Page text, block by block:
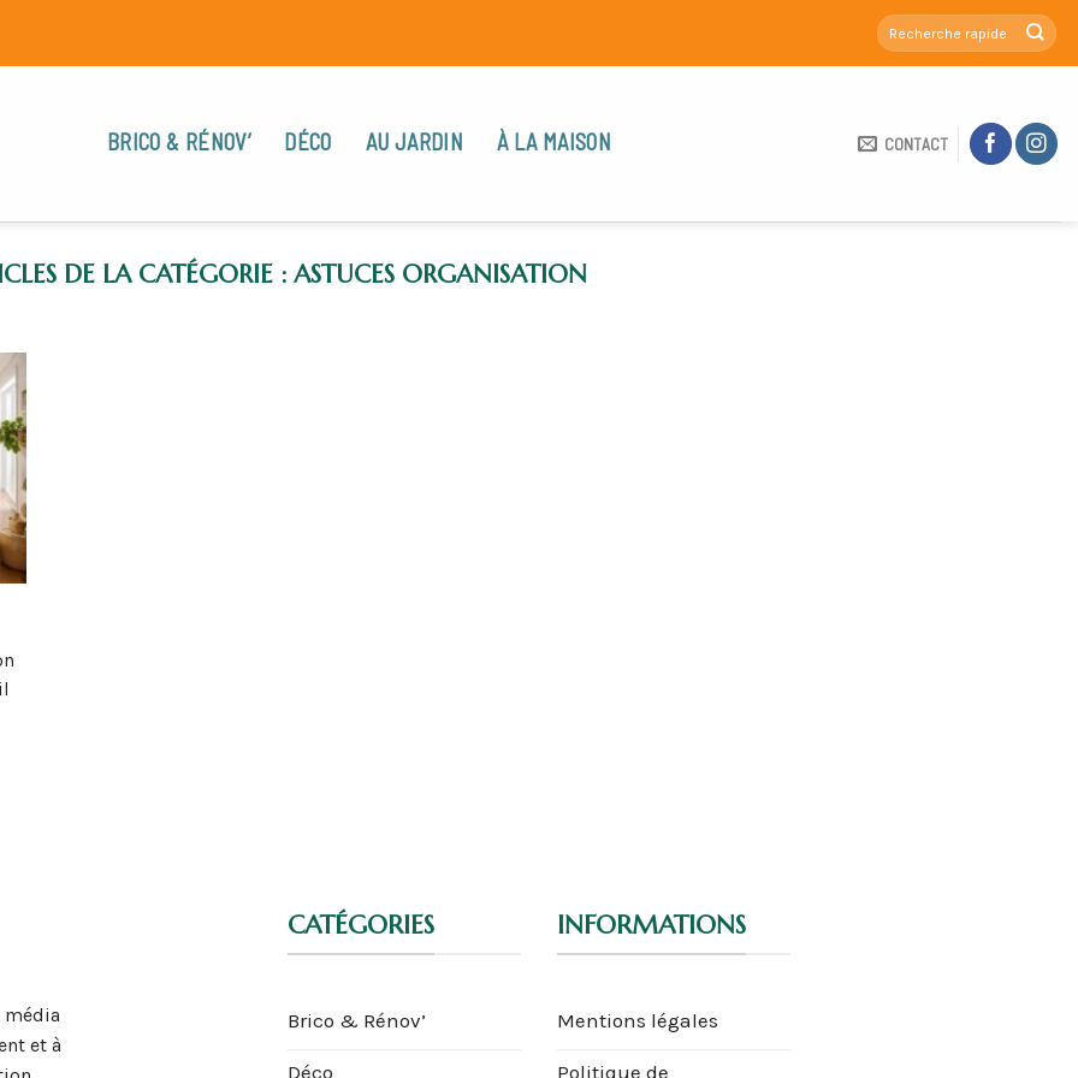
BRICO & RÉNOV’ DÉCO AU JARDIN À LA MAISON CONTACT
ASTUCES ORGANISATION
et à
CATÉGORIES
Brico & Rénov’
Déco
INFORMATIONS
Mentions légales
Politique de